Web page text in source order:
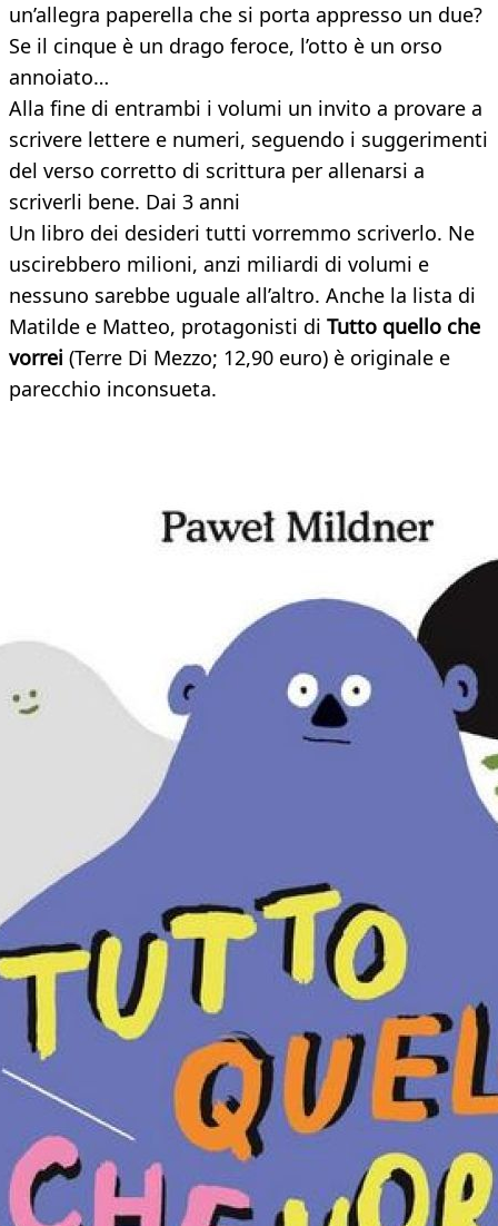
un’allegra paperella che si porta appresso un due?
Se il cinque è un drago feroce, l’otto è un orso
annoiato…
Alla fine di entrambi i volumi un invito a provare a
scrivere lettere e numeri, seguendo i suggerimenti
del verso corretto di scrittura per allenarsi a
scriverli bene. Dai 3 anni
Un libro dei desideri tutti vorremmo scriverlo. Ne
uscirebbero milioni, anzi miliardi di volumi e
nessuno sarebbe uguale all’altro. Anche la lista di
Matilde e Matteo, protagonisti di Tutto quello che
vorrei (Terre Di Mezzo; 12,90 euro) è originale e
parecchio inconsueta.